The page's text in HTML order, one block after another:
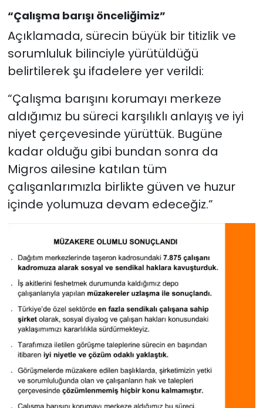
“Çalışma barışı önceliğimiz”
Açıklamada, sürecin büyük bir titizlik ve
sorumluluk bilinciyle yürütüldüğü
belirtilerek şu ifadelere yer verildi:
“Çalışma barışını korumayı merkeze
aldığımız bu süreci karşılıklı anlayış ve iyi
niyet çerçevesinde yürüttük. Bugüne
kadar olduğu gibi bundan sonra da
Migros ailesine katılan tüm
çalışanlarımızla birlikte güven ve huzur
içinde yolumuza devam edeceğiz.”